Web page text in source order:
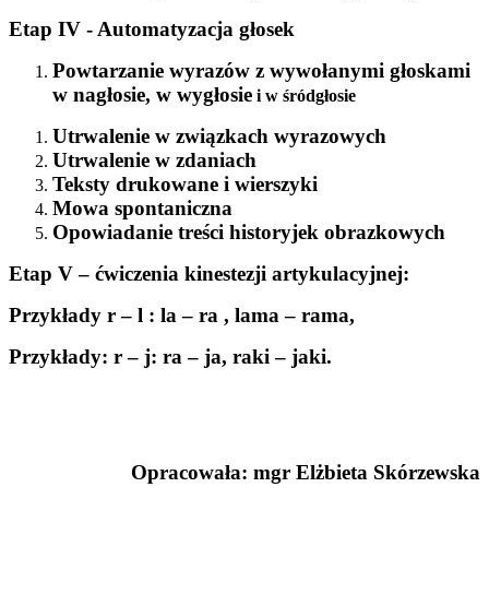
Etap IV - Automatyzacja głosek
Powtarzanie wyrazów z wywołanymi głoskami
w nagłosie, w wygłosie i w śródgłosie
Utrwalenie w związkach wyrazowych
Utrwalenie w zdaniach
Teksty drukowane i wierszyki
Mowa spontaniczna
Opowiadanie treści historyjek obrazkowych
Etap V – ćwiczenia kinestezji artykulacyjnej:
Przykłady r – l : la – ra , lama – rama,
Przykłady: r – j: ra – ja, raki – jaki.
Opracowała: mgr Elżbieta Skórzewska